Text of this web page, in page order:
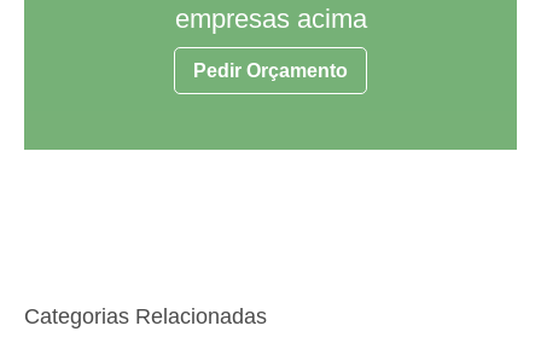
empresas acima
Pedir Orçamento
Categorias Relacionadas